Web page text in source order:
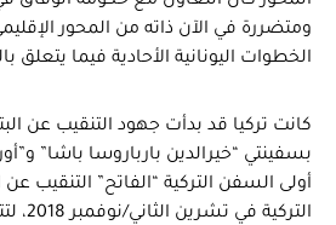
ومتضررة في الآن ذاته من المحور
الخطوات اليونانية الأحادية فيما يتعلق
بسفينتي “خيرالدين بارباروسا باشا”
أولى السفن التركية “الفاتح” التنقيب عن